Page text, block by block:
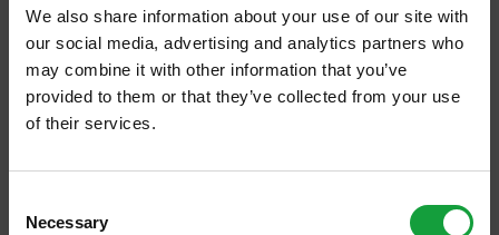
We also share information about your use of our site with
our social media, advertising and analytics partners who
may combine it with other information that you’ve
provided to them or that they’ve collected from your use
of their services.
Selection
Necessary
dove di solito non ci sono e dove di solito
ISCRIVITI ALLA NEWSLETTER
Resta aggiornato su tutte le ultime novita nel campo